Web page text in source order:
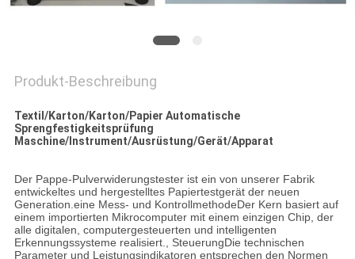
Produkt-Beschreibung
Textil/Karton/Karton/Papier Automatische
Sprengfestigkeitsprüfung
Maschine/Instrument/Ausrüstung/Gerät/Apparat
Der Pappe-Pulverwiderungstester ist ein von unserer Fabrik
entwickeltes und hergestelltes Papiertestgerät der neuen
Generation.eine Mess- und KontrollmethodeDer Kern basiert auf
einem importierten Mikrocomputer mit einem einzigen Chip, der
alle digitalen, computergesteuerten und intelligenten
Erkennungssysteme realisiert., SteuerungDie technischen
Parameter und Leistungsindikatoren entsprechen den Normen